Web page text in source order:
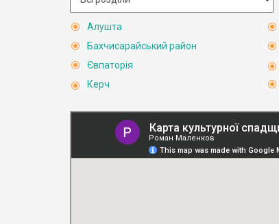
Алушта
Бахчисарайський район
Євпаторія
Керч